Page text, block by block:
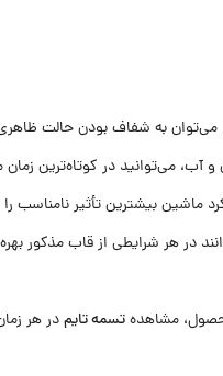
قاب تسمه تایم شیشه ای 206 تیپ 5
می‌توانید در کوتاه‌ترین
ماشین بیشترین تأثیر نامناسب
مشاهدهتسمه تایمدر هر